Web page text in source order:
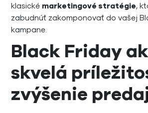
klasické marketingové stratégie,
zabudnúť zakomponovať do vašej
kampane.
Black Friday
skvelá
zvýšenie